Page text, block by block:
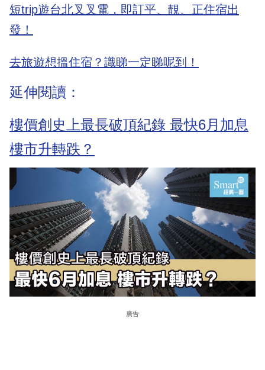
短trip遊台北叉叉電，即訂平、靚、正住宿出
發！
去旅遊想搵住宿？識睇一定睇呢到！
延伸閱讀：
樓價創史上最長破頂紀錄 最快6月加息
樓市升轉跌？
廣告